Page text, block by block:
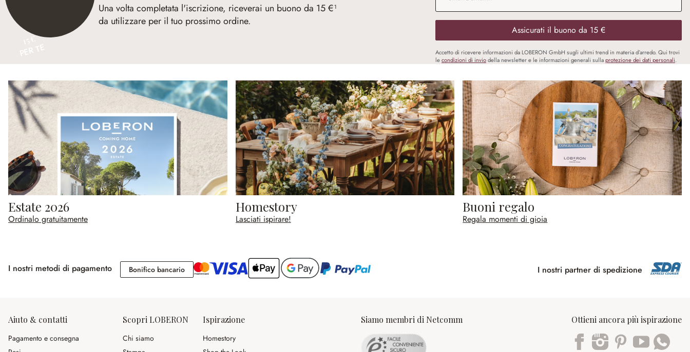
15 €
Una volta completata l'iscrizione, riceverai un buono da 15 €¹
da utilizzare per il tuo prossimo ordine.
Assicurati il buono da 15 €
Accetto di ricevere informazioni da LOBERON GmbH sugli ultimi trend in materia d’arredo. Qui trovi
lecondizioni di inviodella newsletter e le informazioni generali sullaprotezione dei dati personali.
Estate 2026
Ordinalo gratuitamente
Homestory
Lasciati ispirare!
Buoni regalo
Regala momenti di gioia
I nostri metodi di pagamento Bonifico bancarioBonifico bancario I nostri partner di spedizione
Aiuto & contatti
Pagamento e consegna
Scopri LOBERON
Chi siamo
Ispirazione
Homestory
Siamo membri di Netcomm Ottieni ancora più ispirazione